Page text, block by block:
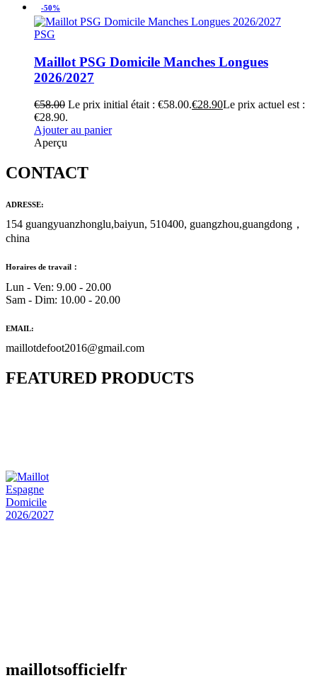
-50%
PSG
Maillot PSG Domicile Manches Longues
2026/2027
€58.00 Le prix initial était : €58.00.€28.90Le prix actuel est :
€28.90.
Ajouter au panier
Aperçu
CONTACT
ADRESSE:
154 guangyuanzhonglu,baiyun, 510400, guangzhou,guangdong，
china
Horaires de travail：
Lun - Ven: 9.00 - 20.00
Sam - Dim: 10.00 - 20.00
EMAIL:
maillotdefoot2016@gmail.com
FEATURED PRODUCTS
maillotsofficielfr